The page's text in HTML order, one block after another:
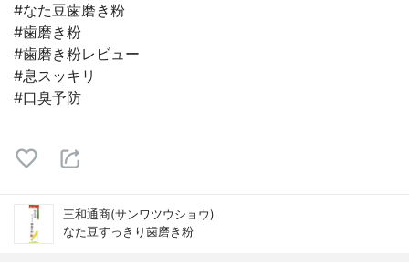
#なた豆歯磨き粉
#歯磨き粉
#歯磨き粉レビュー
#息スッキリ
#口臭予防
三和通商(サンワツウショウ)
なた豆すっきり歯磨き粉